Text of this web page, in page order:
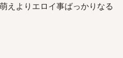
えよりエロイ事ばっかりなる